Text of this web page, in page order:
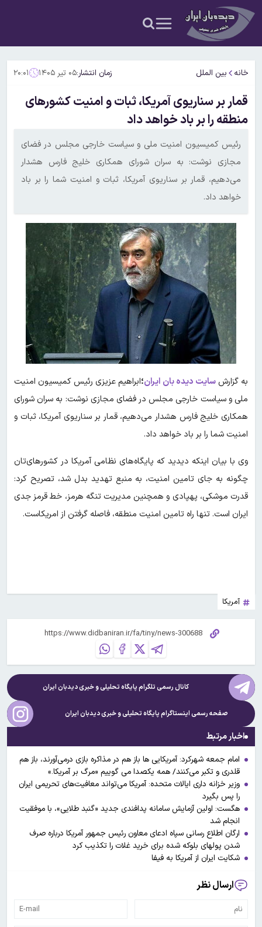
خانه بین الملل زمان انتشار:۰۵ تیر ۱۴۰۵ ۲۰:۰۱
قمار بر سناریوی آمریکا، ثبات و امنیت کشورهای
منطقه را بر باد خواهد داد
رئیس کمیسیون امنیت ملی و سیاست خارجی مجلس در فضای
مجازی نوشت: ‏به سران شورای همکاری خلیج فارس هشدار
می‌دهیم، قمار بر سناریوی آمریکا، ثبات و امنیت شما را بر باد
خواهد داد.
به گزارشسایت دیده بان ایران؛ابراهیم عزیزی رئیس کمیسیون امنیت
ملی و سیاست خارجی مجلس در فضای مجازی نوشت: ‏به سران شورای
همکاری خلیج فارس هشدار می‌دهیم، قمار بر سناریوی آمریکا، ثبات و
امنیت شما را بر باد خواهد داد.
وی با بیان اینکه دیدید که پایگاه‌های نظامی آمریکا در کشورهای‌تان
چگونه به جای تامین امنیت، به منبع تهدید بدل شد، تصریح کرد:
قدرت موشکی، پهپادی و همچنین مدیریت تنگه هرمز، خط قرمز جدی
ایران است. تنها راه تامین امنیت منطقه، فاصله گرفتن از امریکاست.
آمریکا
کانال رسمی تلگرام پایگاه تحلیلی و خبریدیدبان ایران
صفحه رسمی اینستاگرام پایگاه تحلیلی و خبریدیدبان ایران
اخبار مرتبط
امام جمعه شهرکرد: آمریکایی ها باز هم در مذاکره بازی درمی‌آورند، باز هم
قلدری و تکبر می‌کنند/ همه یکصدا می گوییم «مرگ بر آمریکا.»
وزیر خزانه داری ایالات متحده: آمریکا می‌تواند معافیت‌های تحریمی ایران
را پس بگیرد
هگست: اولین آزمایش سامانه پدافندی جدید «گنبد طلایی»، با موفقیت
انجام شد
ارگان اطلاع رسانی سپاه ادعای معاون رئیس جمهور آمریکا درباره صرف
شدن پولهای بلوکه شده برای خرید غلات را تکذیب کرد
شکایت ایران از آمریکا به فیفا
ارسال نظر